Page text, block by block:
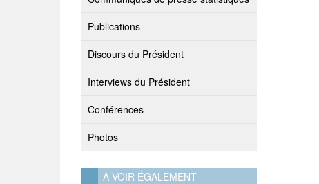
Publications
Discours du Président
Interviews du Président
Conférences
Photos
A VOIR ÉGALEMENT